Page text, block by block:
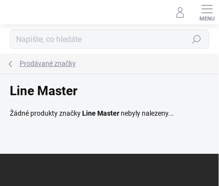
Hledat
Prodávané značky
Line Master
Žádné produkty značkyLine Master nebyly nalezeny...